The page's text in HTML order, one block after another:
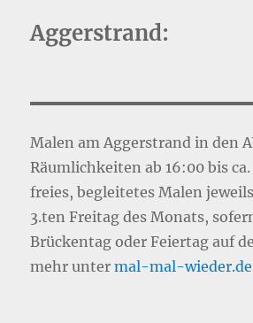
Aggerstrand:
Malen am Aggerstrand in den
Räumlichkeiten ab 16:00 bis ca.
freies, begleitetes Malen
3.ten Freitag des Monats,
Brückentag oder Feiertag auf
mehr untermal-mal-wieder.de